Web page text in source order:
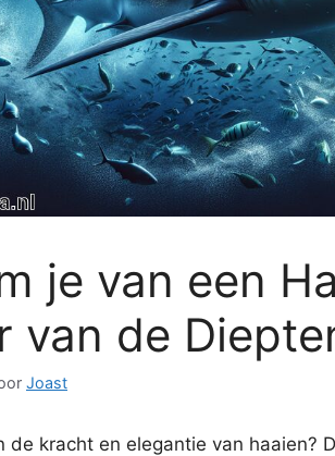
je van een
van de
Joast
de kracht en elegantie van haaien?